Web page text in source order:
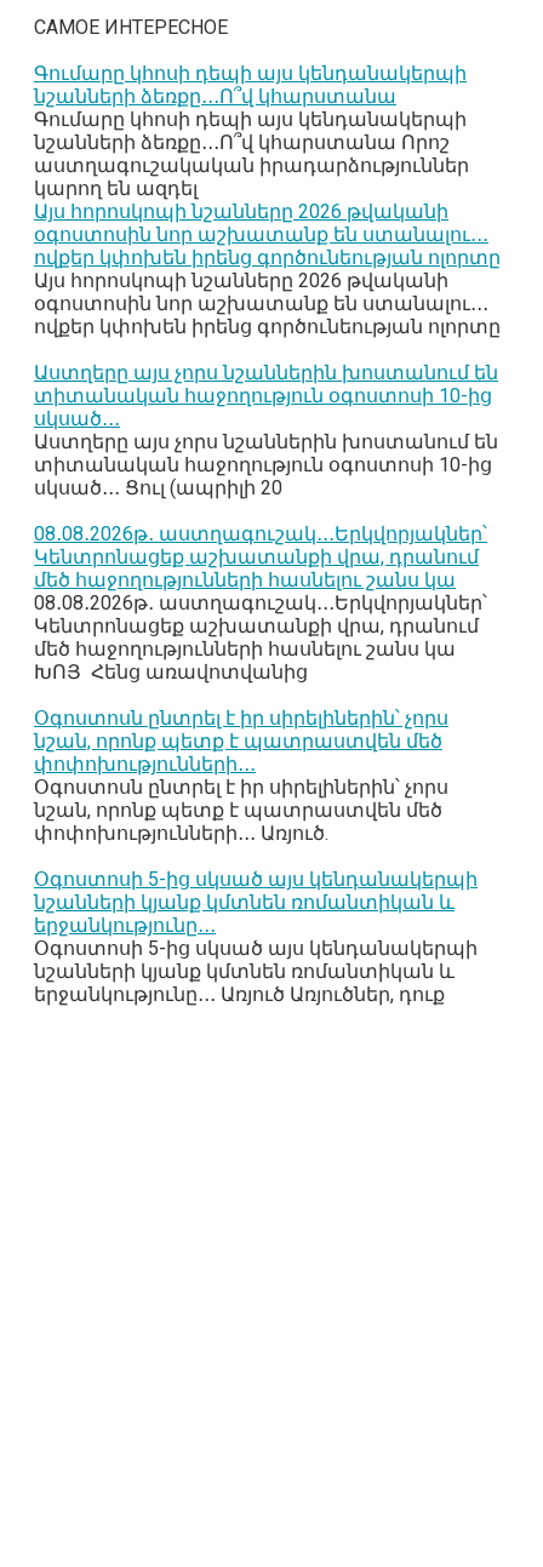
САМОЕ ИНТЕРЕСНОЕ
Գումարը կհոսի դեպի այս կենդանակերպի
նշանների ձեռքը․․․Ո՞վ կհարստանա
Գումարը կհոսի դեպի այս կենդանակերպի
նշանների ձեռքը․․․Ո՞վ կհարստանա Որոշ
աստղագուշակական իրադարձություններ
կարող են ազդել
Այս հորոսկոպի նշանները 2026 թվականի
օգոստոսին նոր աշխատանք են ստանալու․․․
ովքեր կփոխեն իրենց գործունեության ոլորտը
Այս հորոսկոպի նշանները 2026 թվականի
օգոստոսին նոր աշխատանք են ստանալու․․․
ովքեր կփոխեն իրենց գործունեության ոլորտը
Աստղերը այս չորս նշաններին խոստանում են
տիտանական հաջողություն օգոստոսի 10-ից
սկսած․․․
Աստղերը այս չորս նշաններին խոստանում են
տիտանական հաջողություն օգոստոսի 10-ից
սկսած․․․ Ցուլ (ապրիլի 20
08․08․2026թ․ աստղագուշակ․․․Երկվորյակներ՝
Կենտրոնացեք աշխատանքի վրա, դրանում
մեծ հաջողությունների հասնելու շանս կա
08․08․2026թ․ աստղագուշակ․․․Երկվորյակներ՝
Կենտրոնացեք աշխատանքի վրա, դրանում
մեծ հաջողությունների հասնելու շանս կա
ԽՈՅ Հենց առավոտվանից
Օգոստոսն ընտրել է իր սիրելիներին՝ չորս
նշան, որոնք պետք է պատրաստվեն մեծ
փոփոխությունների․․․
Օգոստոսն ընտրել է իր սիրելիներին՝ չորս
նշան, որոնք պետք է պատրաստվեն մեծ
փոփոխությունների․․․ Առյուծ.
Օգոստոսի 5-ից սկսած այս կենդանակերպի
նշանների կյանք կմտնեն ռոմանտիկան և
երջանկությունը․․․
Օգոստոսի 5-ից սկսած այս կենդանակերպի
նշանների կյանք կմտնեն ռոմանտիկան և
երջանկությունը․․․ Առյուծ Առյուծներ, դուք